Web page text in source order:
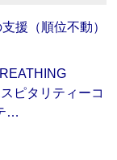
援（順位不動）
ピタリティーコ
…